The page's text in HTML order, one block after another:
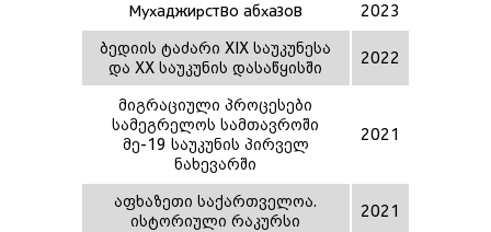
Мухаджирство абхазов
2023
ბედიის ტაძარი XIX საუკუნესა
და XX საუკუნის დასაწყისში
2022
მიგრაციული პროცესები
სამეგრელოს სამთავროში
მე-19 საუკუნის პირველ
ნახევარში
2021
აფხაზეთი საქართველოა.
ისტორიული რაკურსი
2021